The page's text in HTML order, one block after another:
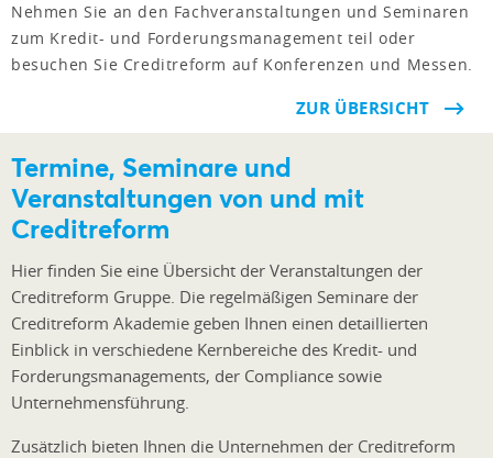
Nehmen Sie an den Fachveranstaltungen und Seminaren
zum Kredit- und Forderungsmanagement teil oder
besuchen Sie Creditreform auf Konferenzen und Messen.
ZUR ÜBERSICHT
Termine, Seminare und
Veranstaltungen von und mit
Creditreform
Hier finden Sie eine Übersicht der Veranstaltungen der
Creditreform Gruppe. Die regelmäßigen Seminare der
Creditreform Akademie geben Ihnen einen detaillierten
Einblick in verschiedene Kernbereiche des Kredit- und
Forderungsmanagements, der Compliance sowie
Unternehmensführung.
Zusätzlich bieten Ihnen die Unternehmen der Creditreform